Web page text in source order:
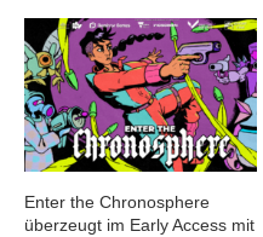
Enter the Chronosphere
überzeugt im Early Access mit